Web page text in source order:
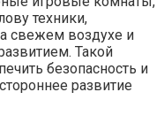
техники,
свежем воздухе и
Такой
безопасность и
развитие